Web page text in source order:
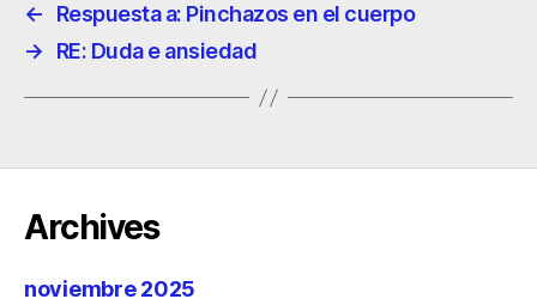
←
Respuesta a: Pinchazos en el cuerpo
→
RE: Duda e ansiedad
Archives
noviembre 2025